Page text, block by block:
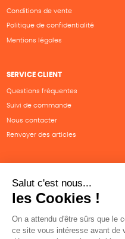
Conditions de vente
Politique de confidentialité
Mentions légales
SERVICE CLIENT
Questions fréquentes
Suivi de commande
Nous contacter
Renvoyer des articles